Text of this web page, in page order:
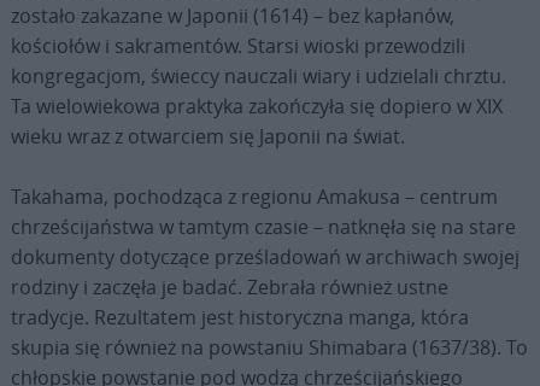
zostało zakazane w Japonii (1614) – bez kapłanów,
kościołów i sakramentów. Starsi wioski przewodzili
kongregacjom, świeccy nauczali wiary i udzielali chrztu.
Ta wielowiekowa praktyka zakończyła się dopiero w XIX
wieku wraz z otwarciem się Japonii na świat.
Takahama, pochodząca z regionu Amakusa – centrum
chrześcijaństwa w tamtym czasie – natknęła się na stare
dokumenty dotyczące prześladowań w archiwach swojej
rodziny i zaczęła je badać. Zebrała również ustne
tradycje. Rezultatem jest historyczna manga, która
skupia się również na powstaniu Shimabara (1637/38). To
chłopskie powstanie pod wodzą chrześcijańskiego